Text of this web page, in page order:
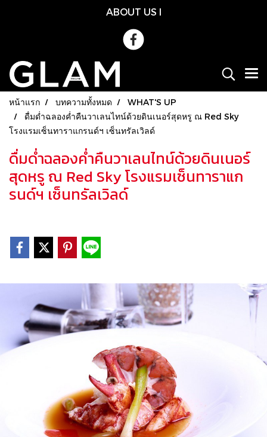
ABOUT US l
หน้าแรก บทความทั้งหมด
WHAT'S UP
ดื่มด่ำฉลองค่ำคืนวาเลนไทน์ด้วยดินเนอร์สุดหรู ณ Red Sky
โรงแรมเซ็นทาราแกรนด์ฯ เซ็นทรัลเวิลด์
ดื่มด่ำฉลองค่ำคืนวาเลนไทน์ด้วยดินเนอร์
สุดหรู ณ Red Sky โรงแรมเซ็นทาราแก
รนด์ฯ เซ็นทรัลเวิลด์